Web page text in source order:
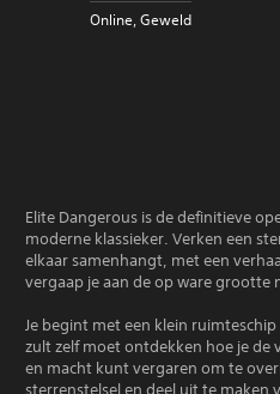
Online, Geweld
Elite Dangerous is de definitieve
moderne klassieker. Verken een
elkaar samenhangt, met een
vergaap je aan de op ware grootte
Je begint met een klein
zult zelf moet ontdekken hoe je de
en macht kunt vergaren om te
sterrenstelsel en deel uit te maken